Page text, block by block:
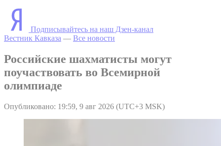
Подписывайтесь на наш Дзен-канал
Вестник Кавказа — Все новости
Российские шахматисты могут
поучаствовать во Всемирной
олимпиаде
Опубликовано: 19:59, 9 авг 2026 (UTC+3 MSK)